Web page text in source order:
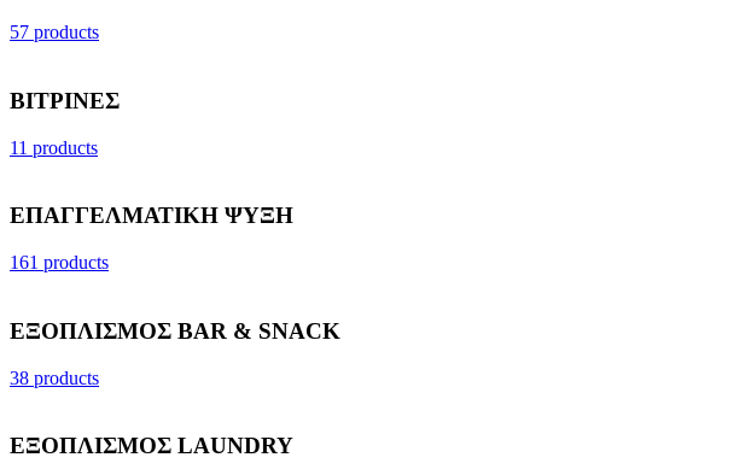
57 products
ΒΙΤΡΙΝΕΣ
11 products
ΕΠΑΓΓΕΛΜΑΤΙΚΗ ΨΥΞΗ
161 products
ΕΞΟΠΛΙΣΜΟΣ BAR & SNACK
38 products
ΕΞΟΠΛΙΣΜΟΣ LAUNDRY